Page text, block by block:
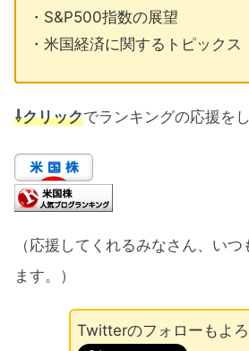
・S&P500指数の展望
・米国経済に関するトピックス
⇩クリックでランキングの応援を
（応援してくれるみなさん、い
ます。）
Twitterのフォローもよろ